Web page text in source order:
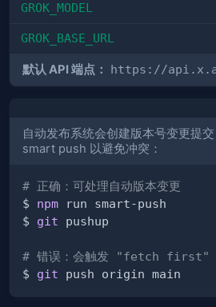
GROK_MODEL
GROK_BASE_URL
默认 API 端点： https://
自动发布系统会创建版本号变更提
smart push 以避免冲突：
# 正确：可处理自动版本变更
$ npm
$ git
# 错误：会触发 "fetch first"
$ git